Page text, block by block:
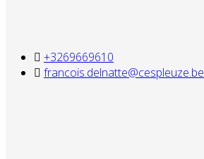
+3269669610
francois.delnatte@cespleuze.be